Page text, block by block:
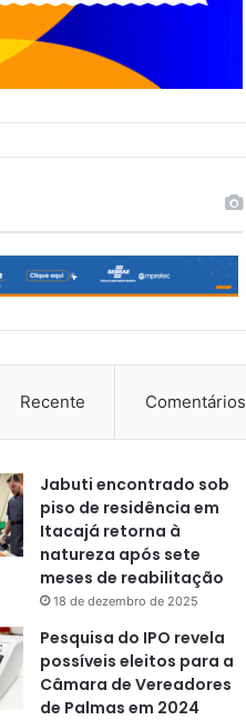
Recente Comentários
Jabuti encontrado sob
piso de residência em
Itacajá retorna à
natureza após sete
meses de reabilitação
18 de dezembro de 2025
Pesquisa do IPO revela
possíveis eleitos para a
Câmara de Vereadores
de Palmas em 2024